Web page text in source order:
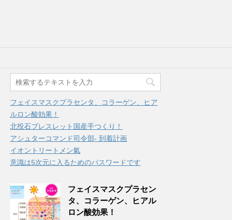
フェイスマスクプラセンタ、コラーゲン、ヒア
ルロン酸効果！
北投石ブレスレット国産手つくり！
アシュターコマンド司令部- 到着計画
イオントリートメン氣
意識は5次元に入るためのパスワードです
フェイスマスクプラセン
タ、コラーゲン、ヒアル
ロン酸効果！